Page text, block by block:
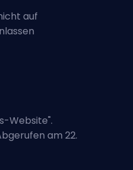
auf
Website".
am 22.